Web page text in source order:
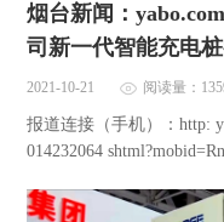
烟台新闻：
司新一代智能充电
2021-10-21 阅读量：
报道连接（手机）：http:
014232064